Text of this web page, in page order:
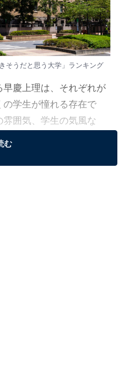
そうだと思う大学」ランキング
早慶上理は、それぞれが
学生が憧れる存在で
囲気、学生の気風な
ま。
む